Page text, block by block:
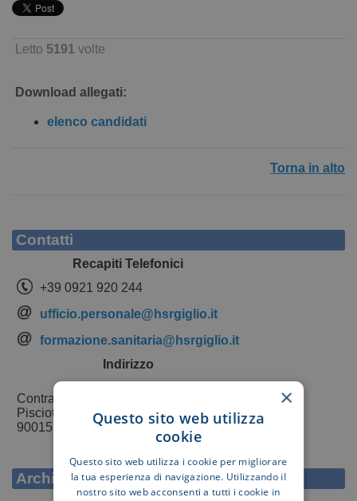
Letto 5191 volte
Download allegati:
elenco candidati
Torna in alto
Contatti
Recapiti Telefonici
+39 0921 920 244
ufficio.personale@hsrgiglio.it
formazione.sanitaria@hsrgiglio.it
Indirizzo
Contrada Pietrapollastra
Pisciotto
90015 Cefalù (PA)
Archivio Posizioni
×
Questo sito web utilizza
cookie
Questo sito web utilizza i cookie per migliorare
la tua esperienza di navigazione. Utilizzando il
nostro sito web acconsenti a tutti i cookie in